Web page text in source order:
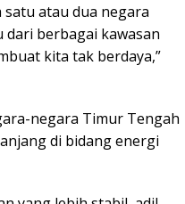
atau dua negara
berbagai kawasan
kita tak berdaya,”
negara Timur Tengah
di bidang energi